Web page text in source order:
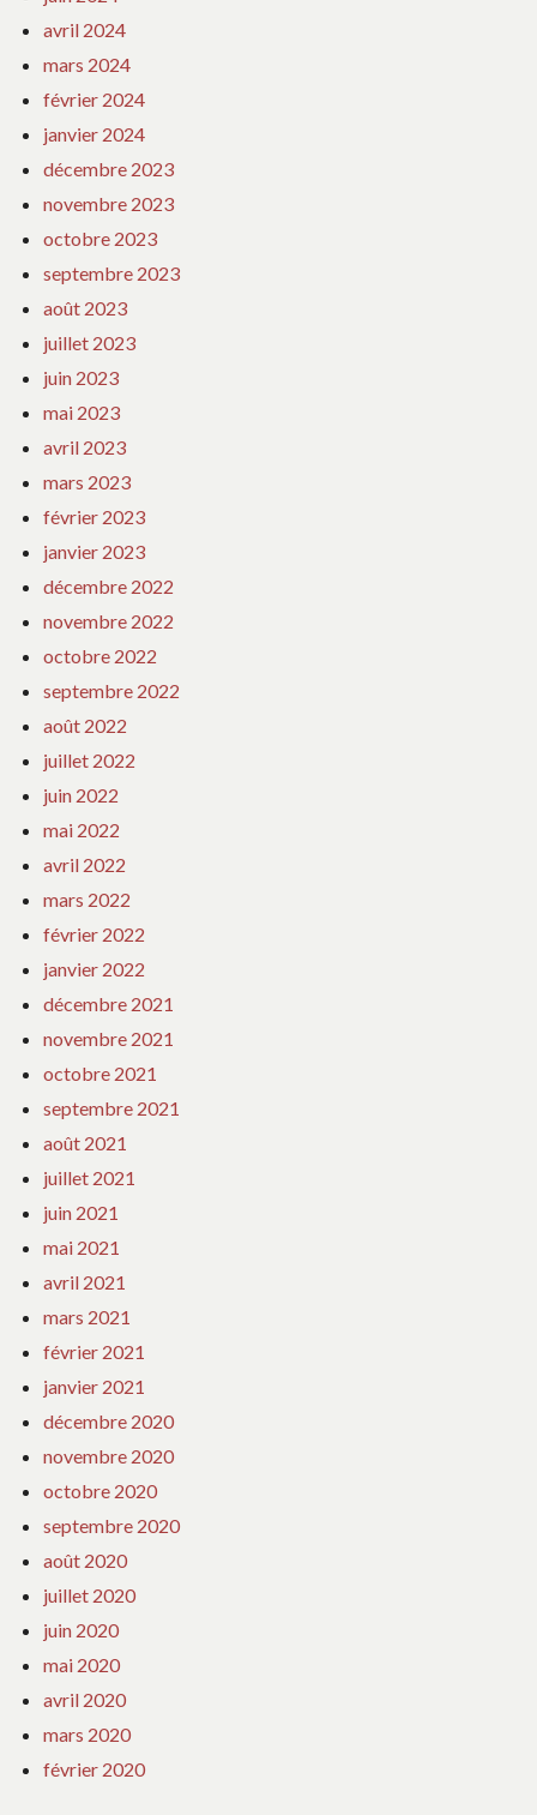
avril 2024
mars 2024
février 2024
janvier 2024
décembre 2023
novembre 2023
octobre 2023
septembre 2023
août 2023
juillet 2023
juin 2023
mai 2023
avril 2023
mars 2023
février 2023
janvier 2023
décembre 2022
novembre 2022
octobre 2022
septembre 2022
août 2022
juillet 2022
juin 2022
mai 2022
avril 2022
mars 2022
février 2022
janvier 2022
décembre 2021
novembre 2021
octobre 2021
septembre 2021
août 2021
juillet 2021
juin 2021
mai 2021
avril 2021
mars 2021
février 2021
janvier 2021
décembre 2020
novembre 2020
octobre 2020
septembre 2020
août 2020
juillet 2020
juin 2020
mai 2020
avril 2020
mars 2020
février 2020